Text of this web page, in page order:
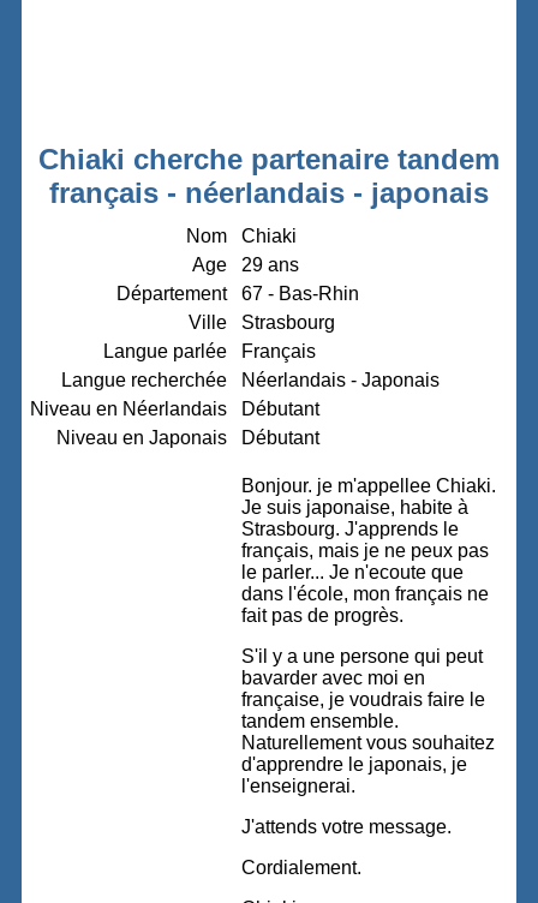
Chiaki cherche partenaire tandem
français - néerlandais - japonais
Nom
Chiaki
Age
29 ans
Département
67 - Bas-Rhin
Ville
Strasbourg
Langue parlée
Français
Langue recherchée
Néerlandais - Japonais
Niveau en Néerlandais
Débutant
Niveau en Japonais
Débutant
Bonjour. je m'appellee Chiaki.
Je suis japonaise, habite à
Strasbourg. J'apprends le
français, mais je ne peux pas
le parler... Je n'ecoute que
dans l'école, mon français ne
fait pas de progrès.
S'il y a une persone qui peut
bavarder avec moi en
française, je voudrais faire le
tandem ensemble.
Naturellement vous souhaitez
d'apprendre le japonais, je
l'enseignerai.
J'attends votre message.
Cordialement.